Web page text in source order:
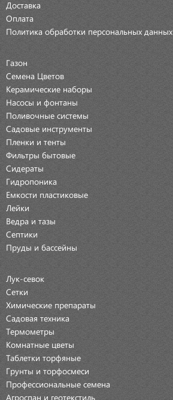
Доставка
Оплата
Политика обработки персональных данных
Газон
Семена Цветов
Керамические наборы
Насосы и фонтаны
Поливочные системы
Садовые инструменты
Пленки и тенты
Фильтры бытовые
Сидераты
Гидропоника
Емкости пластиковые
Лейки
Ведра и тазы
Септики
Пруды и бассейны
Лук-севок
Сетки
Химические препараты
Садовая техника
Термометры
Комнатные цветы
Таблетки торфяные
Грунты и торфосмеси
Профессиональные семена
Агроспан и геотекстиль